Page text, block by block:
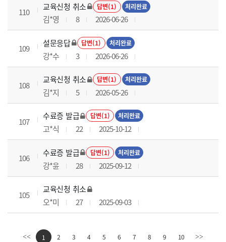
110
교육신청 취소 답변(1) 처리완료
김*영 8 2026-06-26
109
설문응답 답변(1) 처리완료
강*수 3 2026-06-26
108
교육신청 취소 답변(1) 처리완료
김*지 5 2026-05-26
107
수료증 발급 답변(1) 처리완료
고*식 22 2025-10-12
106
수료증 발급 답변(1) 처리완료
강*윤 28 2025-09-12
105
교육신청 취소
오*미
27 2025-09-03
<< 1 2 3 4 5 6 7 8 9 10 >>